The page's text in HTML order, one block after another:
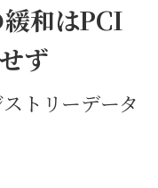
和はPCI
ず
トリーデータ